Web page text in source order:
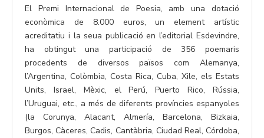
El Premi Internacional de Poesia, amb una dotació
econòmica de 8.000 euros, un element artístic
acreditatiu i la seua publicació en l’editorial Esdevindre,
ha obtingut una participació de 356 poemaris
procedents de diversos països com Alemanya,
l’Argentina, Colòmbia, Costa Rica, Cuba, Xile, els Estats
Units, Israel, Mèxic, el Perú, Puerto Rico, Rússia,
l’Uruguai, etc., a més de diferents províncies espanyoles
(la Corunya, Alacant, Almería, Barcelona, Bizkaia,
Burgos, Càceres, Cadis, Cantàbria, Ciudad Real, Córdoba,